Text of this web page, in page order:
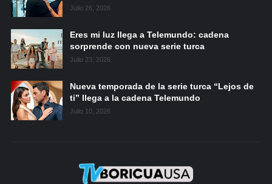
Julio 26, 2026
Eres mi luz llega a Telemundo: cadena
sorprende con nueva serie turca
Julio 23, 2026
Nueva temporada de la serie turca “Lejos de
ti” llega a la cadena Telemundo
Julio 10, 2026